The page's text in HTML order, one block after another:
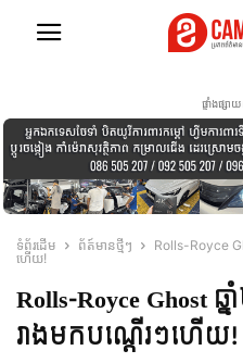
ផ្ទាំងផ្សា
ទំព័រដើម ព័ត៍មានថ្មីៗ
Rolls-Royce
ហើយ!
Rolls-Royce Ghost
រាងមកបណ្តើរៗហើយ!